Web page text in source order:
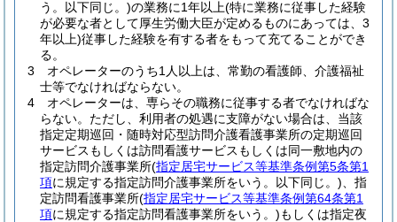
う。以下同じ。)の業務に1年以上(特に業務に従事した経験
が必要な者として厚生労働大臣が定めるものにあっては、3
年以上)従事した経験を有する者をもって充てることができ
る。
3
オペレーターのうち1人以上は、常勤の看護師、介護福祉
士等でなければならない。
4
オペレーターは、専らその職務に従事する者でなければな
らない。 ただし、利用者の処遇に支障がない場合は、当該
指定定期巡回・随時対応型訪問介護看護事業所の定期巡回
サービスもしくは訪問看護サービスもしくは同一敷地内の
指定訪問介護事業所(指定居宅サービス等基準条例第5条第1
項に規定する指定訪問介護事業所をいう。以下同じ。) 、指
定訪問看護事業所(指定居宅サービス等基準条例第64条第1
項に規定する指定訪問看護事業所をいう。)もしくは指定夜